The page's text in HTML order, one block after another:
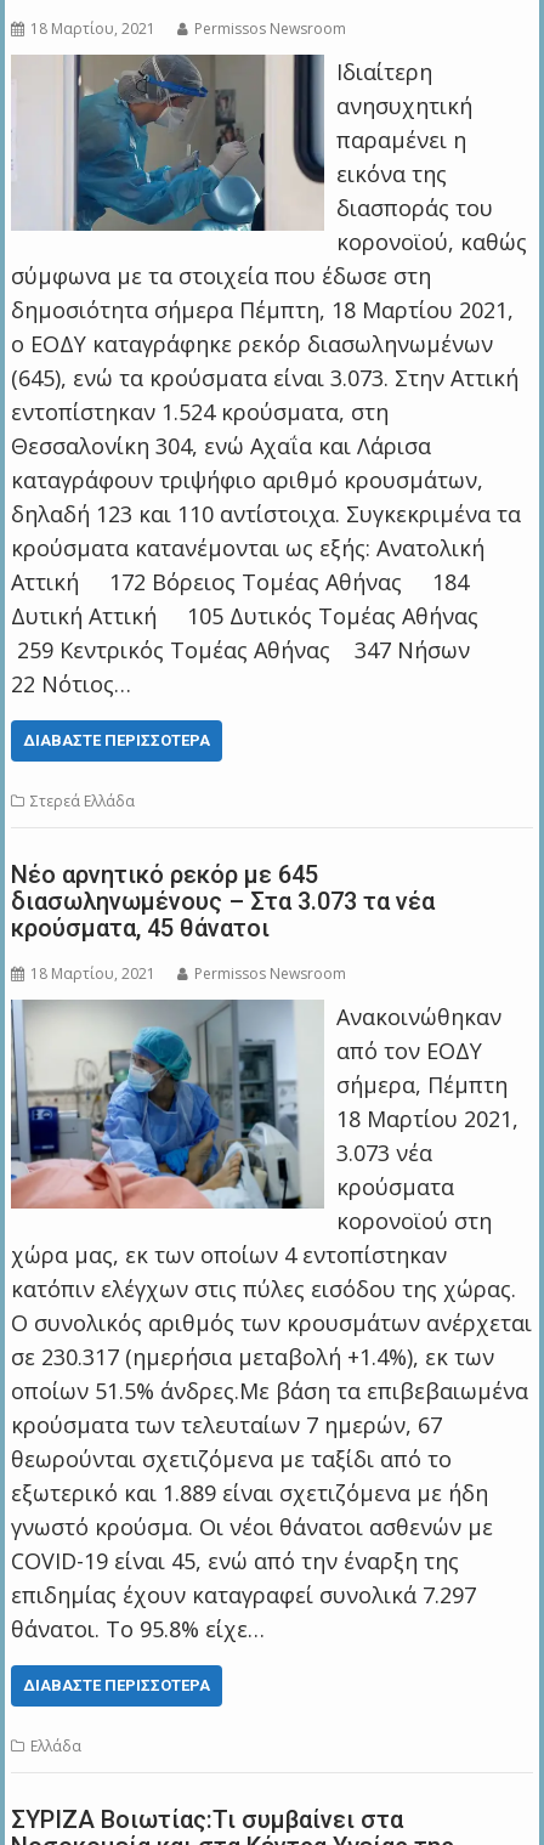
18 Μαρτίου, 2021 Permissos Newsroom
Ιδιαίτερη
ανησυχητική
παραμένει η
εικόνα της
διασποράς του
κορονοϊού, καθώς
σύμφωνα με τα στοιχεία που έδωσε στη
δημοσιότητα σήμερα Πέμπτη, 18 Μαρτίου 2021,
ο ΕΟΔΥ καταγράφηκε ρεκόρ διασωληνωμένων
(645), ενώ τα κρούσματα είναι 3.073. Στην Αττική
εντοπίστηκαν 1.524 κρούσματα, στη
Θεσσαλονίκη 304, ενώ Αχαΐα και Λάρισα
καταγράφουν τριψήφιο αριθμό κρουσμάτων,
δηλαδή 123 και 110 αντίστοιχα. Συγκεκριμένα τα
κρούσματα κατανέμονται ως εξής: Ανατολική
Αττική 172 Βόρειος Τομέας Αθήνας 184
Δυτική Αττική 105 Δυτικός Τομέας Αθήνας
259 Κεντρικός Τομέας Αθήνας 347 Νήσων
22 Νότιος…
ΔΙΑΒΆΣΤΕ ΠΕΡΙΣΣΌΤΕΡΑ
Στερεά Ελλάδα
Νέο αρνητικό ρεκόρ με 645
διασωληνωμένους – Στα 3.073 τα νέα
κρούσματα, 45 θάνατοι
18 Μαρτίου, 2021 Permissos Newsroom
Ανακοινώθηκαν
από τον ΕΟΔΥ
σήμερα, Πέμπτη
18 Μαρτίου 2021,
3.073 νέα
κρούσματα
κορονοϊού στη
χώρα μας, εκ των οποίων 4 εντοπίστηκαν
κατόπιν ελέγχων στις πύλες εισόδου της χώρας.
Ο συνολικός αριθμός των κρουσμάτων ανέρχεται
σε 230.317 (ημερήσια μεταβολή +1.4%), εκ των
οποίων 51.5% άνδρες.Με βάση τα επιβεβαιωμένα
κρούσματα των τελευταίων 7 ημερών, 67
θεωρούνται σχετιζόμενα με ταξίδι από το
εξωτερικό και 1.889 είναι σχετιζόμενα με ήδη
γνωστό κρούσμα. Οι νέοι θάνατοι ασθενών με
COVID-19 είναι 45, ενώ από την έναρξη της
επιδημίας έχουν καταγραφεί συνολικά 7.297
θάνατοι. Το 95.8% είχε…
ΔΙΑΒΆΣΤΕ ΠΕΡΙΣΣΌΤΕΡΑ
Ελλάδα
ΣΥΡΙΖΑ Βοιωτίας:Τι συμβαίνει στα